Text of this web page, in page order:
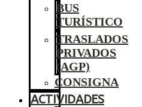
BUS
TURÍSTICO
TRASLADOS
PRIVADOS
(AGP)
CONSIGNA
ACTIVIDADES